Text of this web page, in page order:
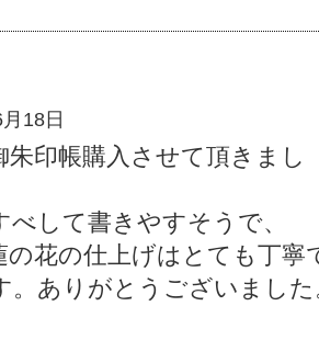
18日
朱印帳購入させて頂きまし
して書きやすそうで、
の花の仕上げはとても丁寧
。ありがとうございました